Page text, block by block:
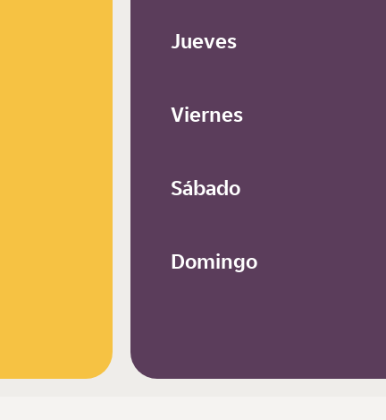
Jueves
Viernes
Sábado
Domingo